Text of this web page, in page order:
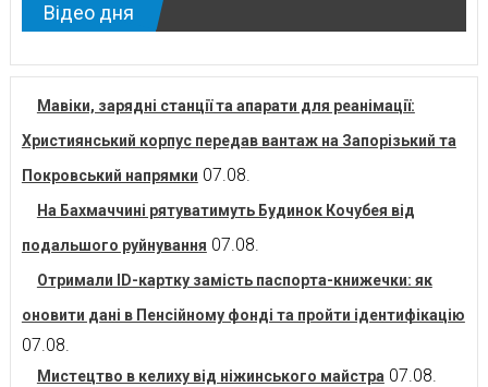
Відео дня
Мавіки, зарядні станції та апарати для реанімації:
Християнський корпус передав вантаж на Запорізький та
Покровський напрямки 07.08.
На Бахмаччині рятуватимуть Будинок Кочубея від
подальшого руйнування 07.08.
Отримали ID-картку замість паспорта-книжечки: як
оновити дані в Пенсійному фонді та пройти ідентифікацію
07.08.
Мистецтво в келиху від ніжинського майстра 07.08.